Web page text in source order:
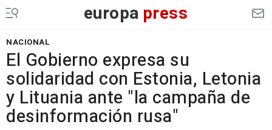
europa press
NACIONAL
El Gobierno expresa su
solidaridad con Estonia, Letonia
y Lituania ante "la campaña de
desinformación rusa"